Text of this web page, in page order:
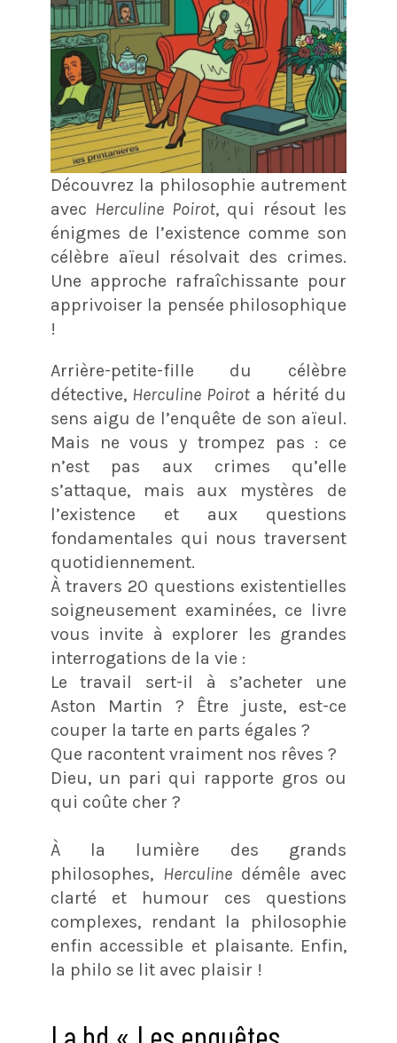
Découvrez la philosophie autrement
avec Herculine Poirot, qui résout les
énigmes de l’existence comme son
célèbre aïeul résolvait des crimes.
Une approche rafraîchissante pour
apprivoiser la pensée philosophique
!
Arrière-petite-fille du célèbre
détective, Herculine Poirot a hérité du
sens aigu de l’enquête de son aïeul.
Mais ne vous y trompez pas : ce
n’est pas aux crimes qu’elle
s’attaque, mais aux mystères de
l’existence et aux questions
fondamentales qui nous traversent
quotidiennement.
À travers 20 questions existentielles
soigneusement examinées, ce livre
vous invite à explorer les grandes
interrogations de la vie :
Le travail sert-il à s’acheter une
Aston Martin ? Être juste, est-ce
couper la tarte en parts égales ?
Que racontent vraiment nos rêves ?
Dieu, un pari qui rapporte gros ou
qui coûte cher ?
À la lumière des grands
philosophes, Herculine démêle avec
clarté et humour ces questions
complexes, rendant la philosophie
enfin accessible et plaisante. Enfin,
la philo se lit avec plaisir !